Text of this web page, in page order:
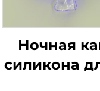
Ночная
силикона